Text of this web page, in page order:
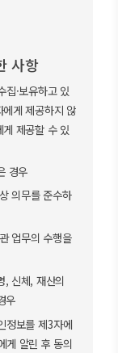
사항
·보유하고 있
게 제공하지 않
제공할 수 있
경우
의무를 준수하
업무의 수행을
, 신체, 재산의
우
보를 제3자에
게 알린 후 동의